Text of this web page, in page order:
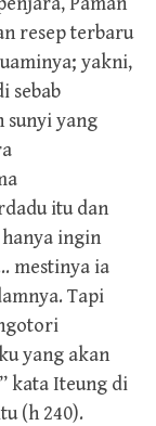
resep terbaru
yakni,
sebab
sunyi yang
itu dan
ingin
mestinya ia
Tapi
yang akan
kata Iteung di
(h 240).